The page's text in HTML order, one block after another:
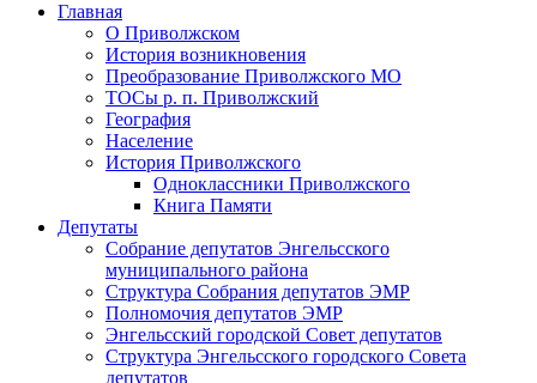
Главная
О Приволжском
История возникновения
Преобразование Приволжского МО
ТОСы р. п. Приволжский
География
Население
История Приволжского
Одноклассники Приволжского
Книга Памяти
Депутаты
Собрание депутатов Энгельсского
муниципального района
Структура Собрания депутатов ЭМР
Полномочия депутатов ЭМР
Энгельсский городской Совет депутатов
Структура Энгельсского городского Совета
депутатов